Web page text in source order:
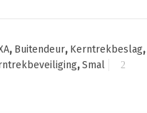
, Buitendeur, Kerntrekbeslag
,Smal